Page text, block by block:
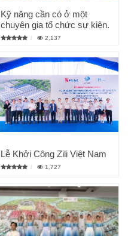
Kỹ năng cần có ở một
chuyên gia tổ chức sự kiện.
2,137
Lễ Khởi Công Zili Việt Nam
1,727